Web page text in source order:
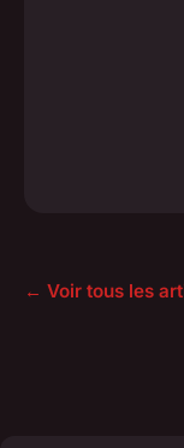
← Voir tous les